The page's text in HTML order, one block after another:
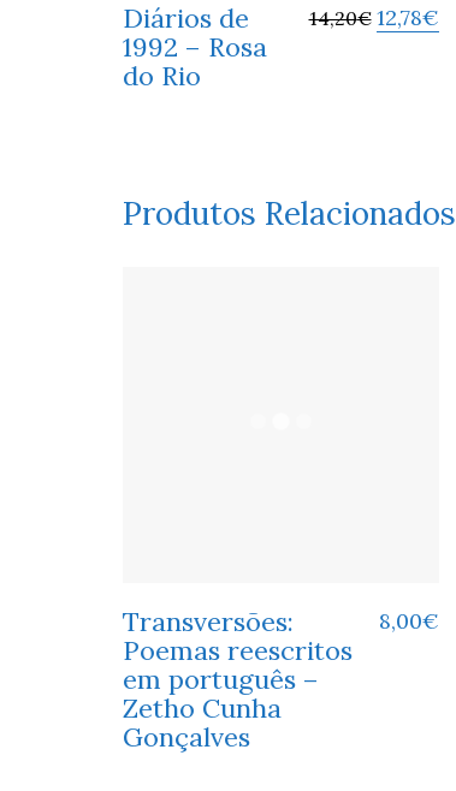
Diários de
1992 – Rosa
do Rio
14,20€ 12,78€
Produtos Relacionados
Transversões:
Poemas reescritos
em português –
Zetho Cunha
Gonçalves
8,00€